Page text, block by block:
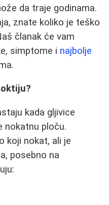
da traje godinama.
znate koliko je teško
članak će vam
simptome i najbolje
kada gljivice
nokatnu ploču.
koji nokat, ali je
posebno na